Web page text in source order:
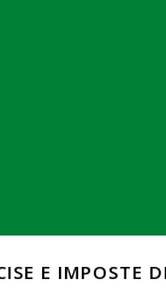
E IMPOSTE